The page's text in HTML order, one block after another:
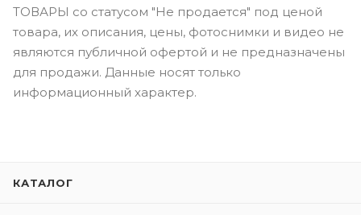
ТОВАРЫ со статусом "Не продается" под ценой
товара, их описания, цены, фотоснимки и видео не
являются публичной офертой и не предназначены
для продажи. Данные носят только
информационный характер.
КАТАЛОГ